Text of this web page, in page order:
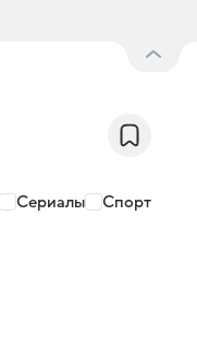
Сериалы Спорт